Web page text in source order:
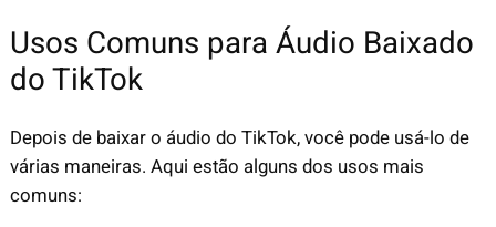
Usos Comuns para Áudio Baixado
do TikTok
Depois de baixar o áudio do TikTok, você pode usá-lo de
várias maneiras. Aqui estão alguns dos usos mais
comuns: